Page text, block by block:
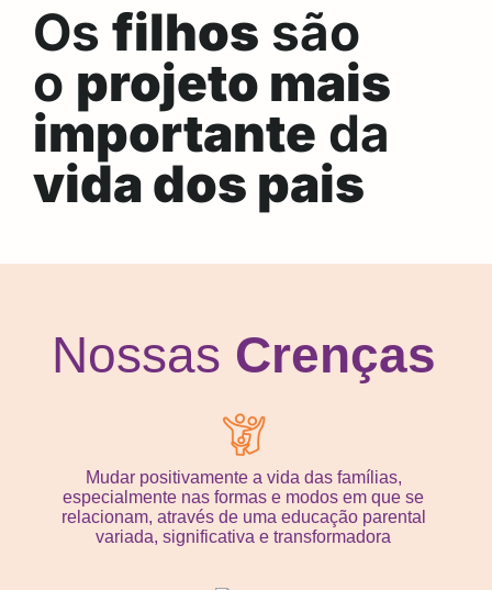
Os filhos são
o projeto mais
importante da
vida dos pais
Nossas Crenças
Mudar positivamente a vida das famílias,
especialmente nas formas e modos em que se
relacionam, através de uma educação parental
variada, significativa e transformadora